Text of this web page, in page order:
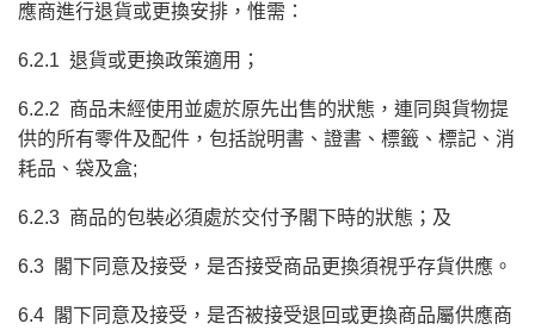
應商進行退貨或更換安排，惟需：
6.2.1 退貨或更換政策適用；
6.2.2 商品未經使用並處於原先出售的狀態，連同與貨物提
供的所有零件及配件，包括說明書、證書、標籤、標記、消
耗品、袋及盒;
6.2.3 商品的包裝必須處於交付予閣下時的狀態；及
6.3 閣下同意及接受，是否接受商品更換須視乎存貨供應。
6.4 閣下同意及接受，是否被接受退回或更換商品屬供應商